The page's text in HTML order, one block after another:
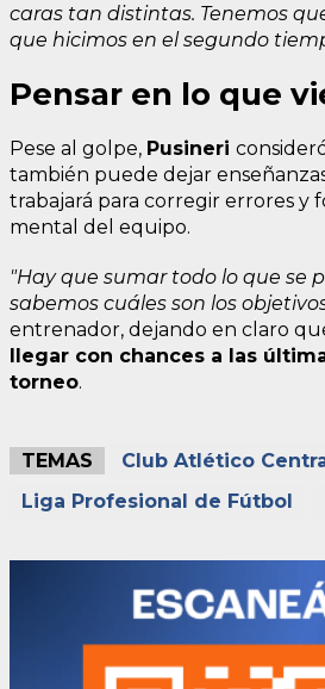
caras tan distintas. Tenemos
que hicimos en el segundo
Pensar en lo que
Pese al golpe, Pusineri
también puede dejar
trabajará para corregir errores y
mental del equipo.
"Hay que sumar todo lo que se
sabemos cuáles son los
entrenador, dejando en claro
llegar con chances a las
torneo.
TEMAS
Club Atlético
Liga Profesional de Fútbol